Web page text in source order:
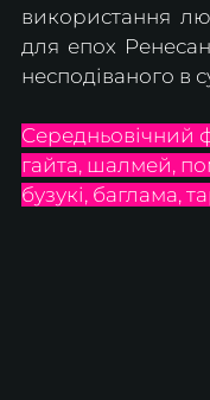
використання
для епох
несподіваного в
Середньовічний
гайта, шалмей,
бузукі, баглама,